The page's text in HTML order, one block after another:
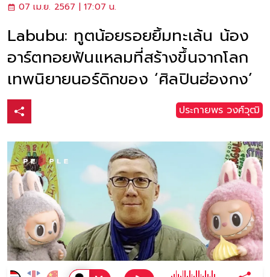
07 เม.ย. 2567 | 17:07 น.
Labubu: ทูตน้อยรอยยิ้มทะเล้น น้อง
อาร์ตทอยฟันแหลมที่สร้างขึ้นจากโลก
เทพนิยายนอร์ดิกของ ‘ศิลปินฮ่องกง’
ประกายพร​ วงศ์​วุฒิ​